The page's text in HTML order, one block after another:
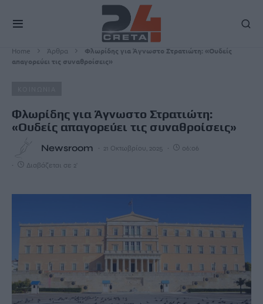
Home Άρθρα
Φλωρίδης για Άγνωστο Στρατιώτη: «Ουδείς
απαγορεύει τις συναθροίσεις»
Φλωρίδης για Άγνωστο Στρατιώτη:
«Ουδείς απαγορεύει τις συναθροίσεις»
Newsroom 21 Οκτωβρίου, 2025 06:06
Διαβάζεται σε 2'